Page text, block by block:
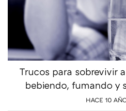
Trucos para sobrevivir
bebiendo, fumando y
HACE 10